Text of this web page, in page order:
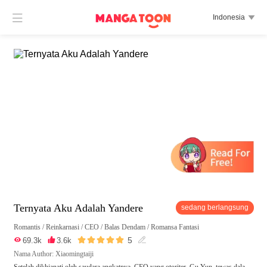
 Indonesia 
Ternyata Aku Adalah Yandere sedang berlangsung
Romantis /Reinkarnasi /CEO /Balas Dendam /Romansa Fantasi
 69.3k 3.6k  5 
Nama Author: Xiaomingtaiji